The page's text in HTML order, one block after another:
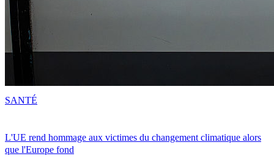
L'UE rend hommage aux victimes du changement climatique alors
que l'Europe fond
SANTÉ